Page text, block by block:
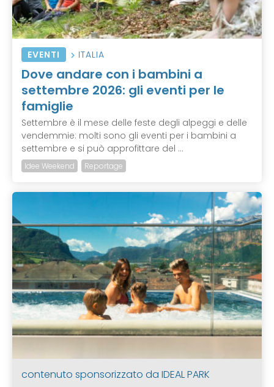
EVENTI ITALIA
Dove andare con i bambini a
settembre 2026: gli eventi per le
famiglie
Settembre è il mese delle feste degli alpeggi e delle
vendemmie: molti sono gli eventi per i bambini a
settembre e si può approfittare del ...
Idee Weekend Reportage
contenuto sponsorizzato da IDEAL PARK